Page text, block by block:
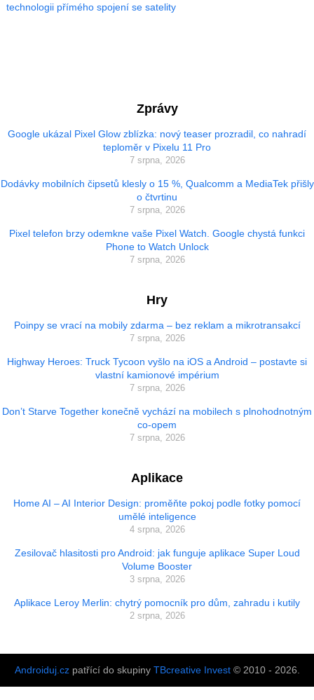
technologii přímého spojení se satelity
Zprávy
Google ukázal Pixel Glow zblízka: nový teaser prozradil, co nahradí
teploměr v Pixelu 11 Pro
7 srpna, 2026
Dodávky mobilních čipsetů klesly o 15 %, Qualcomm a MediaTek přišly
o čtvrtinu
7 srpna, 2026
Pixel telefon brzy odemkne vaše Pixel Watch. Google chystá funkci
Phone to Watch Unlock
7 srpna, 2026
Hry
Poinpy se vrací na mobily zdarma – bez reklam a mikrotransakcí
7 srpna, 2026
Highway Heroes: Truck Tycoon vyšlo na iOS a Android – postavte si
vlastní kamionové impérium
7 srpna, 2026
Don’t Starve Together konečně vychází na mobilech s plnohodnotným
co-opem
7 srpna, 2026
Aplikace
Home AI – AI Interior Design: proměňte pokoj podle fotky pomocí
umělé inteligence
4 srpna, 2026
Zesilovač hlasitosti pro Android: jak funguje aplikace Super Loud
Volume Booster
3 srpna, 2026
Aplikace Leroy Merlin: chytrý pomocník pro dům, zahradu i kutily
2 srpna, 2026
Androiduj.czpatřící do skupiny TBcreative Invest© 2010 - 2026.